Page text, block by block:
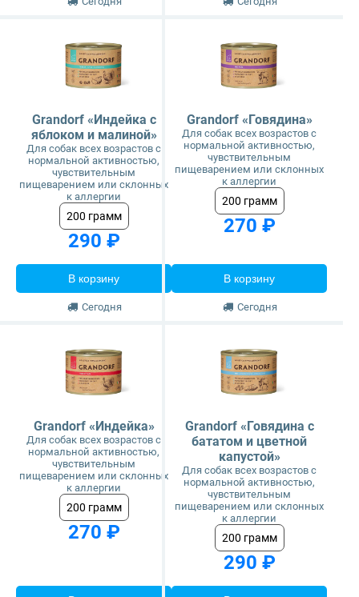
Grandorf «Индейка с
яблоком и малиной»
Для собак всех возрастов с
нормальной активностью,
чувствительным
пищеварением или склонных
к аллергии
200 грамм
290 ₽
В корзину
Сегодня
Grandorf «Говядина»
Для собак всех возрастов с
нормальной активностью,
чувствительным
пищеварением или склонных
к аллергии
200 грамм
270 ₽
В корзину
Сегодня
Grandorf «Индейка»
Для собак всех возрастов с
нормальной активностью,
чувствительным
пищеварением или склонных
к аллергии
200 грамм
270 ₽
Grandorf «Говядина с
бататом и цветной
капустой»
Для собак всех возрастов с
нормальной активностью,
чувствительным
пищеварением или склонных
к аллергии
200 грамм
290 ₽